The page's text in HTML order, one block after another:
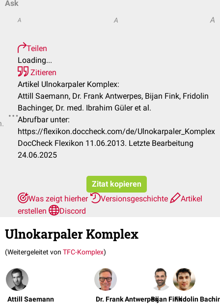
Ask
A A A
Teilen
Loading...
Zitieren
Artikel Ulnokarpaler Komplex:
Attill Saemann, Dr. Frank Antwerpes, Bijan Fink, Fridolin
Bachinger, Dr. med. Ibrahim Güler et al.
Abrufbar unter:
https://flexikon.doccheck.com/de/Ulnokarpaler_Komplex
DocCheck Flexikon 11.06.2013. Letzte Bearbeitung
24.06.2025
Zitat kopieren
Was zeigt hierher
Versionsgeschichte
Artikel
erstellen
Discord
Ulnokarpaler Komplex
(Weitergeleitet von TFC-Komplex)
Attill Saemann Dr. Frank AntwerpesBijan FinkFridolin